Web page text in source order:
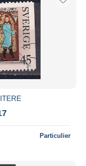
Particulier